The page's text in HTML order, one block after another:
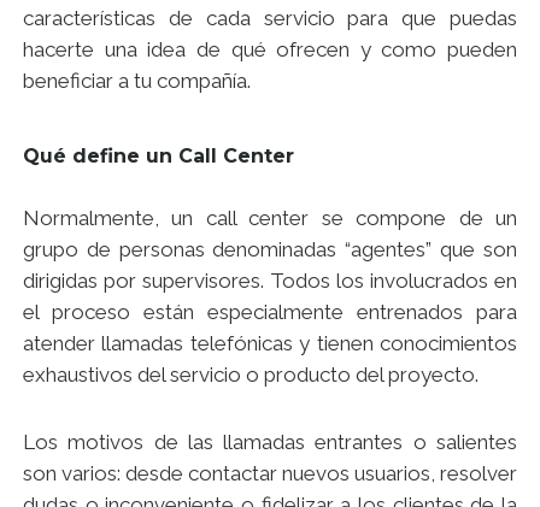
características de cada servicio para que puedas
hacerte una idea de qué ofrecen y como pueden
beneficiar a tu compañía.
Qué define un Call Center
Normalmente, un call center se compone de un
grupo de personas denominadas “agentes” que son
dirigidas por supervisores. Todos los involucrados en
el proceso están especialmente entrenados para
atender llamadas telefónicas y tienen conocimientos
exhaustivos del servicio o producto del proyecto.
Los motivos de las llamadas entrantes o salientes
son varios: desde contactar nuevos usuarios, resolver